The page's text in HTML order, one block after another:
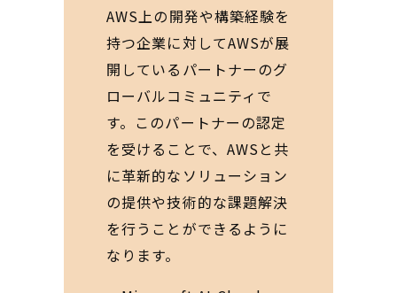
AWS上の開発や構築経験を
持つ企業に対してAWSが展
開しているパートナーのグ
ローバルコミュニティで
す。このパートナーの認定
を受けることで、AWSと共
に革新的なソリューション
の提供や技術的な課題解決
を行うことができるように
なります。